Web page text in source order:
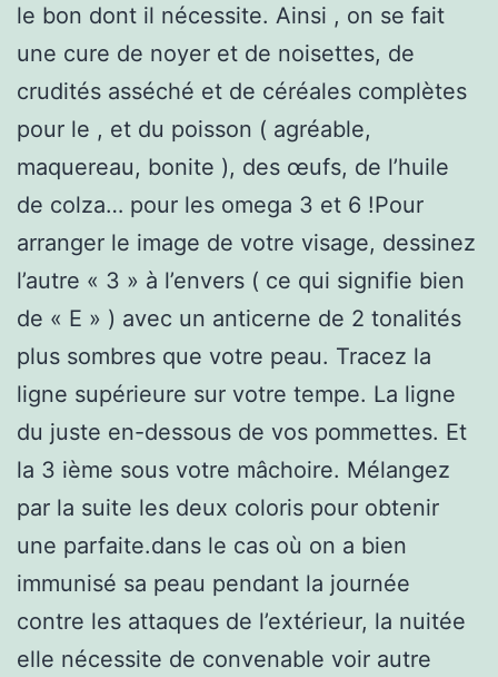
le bon dont il nécessite. Ainsi , on se fait
une cure de noyer et de noisettes, de
crudités asséché et de céréales complètes
pour le , et du poisson ( agréable,
maquereau, bonite ), des œufs, de l’huile
de colza… pour les omega 3 et 6 !Pour
arranger le image de votre visage, dessinez
l’autre « 3 » à l’envers ( ce qui signifie bien
de « E » ) avec un anticerne de 2 tonalités
plus sombres que votre peau. Tracez la
ligne supérieure sur votre tempe. La ligne
du juste en-dessous de vos pommettes. Et
la 3 ième sous votre mâchoire. Mélangez
par la suite les deux coloris pour obtenir
une parfaite.dans le cas où on a bien
immunisé sa peau pendant la journée
contre les attaques de l’extérieur, la nuitée
elle nécessite de convenable voir autre